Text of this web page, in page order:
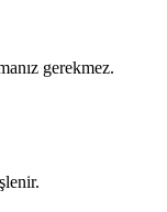
gerekmez.